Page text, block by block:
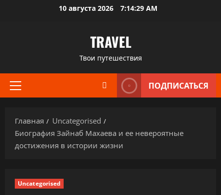
10 августа 2026 7:14:30 AM
TRAVEL
Твои путешествия
Основное
ПОДПИСАТЬСЯ
Главная
Uncategorised
Биография Зайнаб Махаева и ее невероятные
достижения в истории жизни
Uncategorised